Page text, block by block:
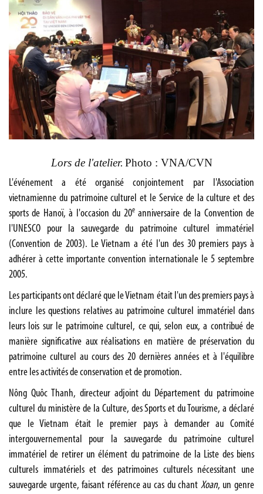
Lors de l'atelier. Photo : VNA/CVN
L'événement a été organisé conjointement par l'Association
vietnamienne du patrimoine culturel et le Service de la culture et des
sports de Hanoï, à l'occasion du 20eanniversaire de la Convention de
l'UNESCO pour la sauvegarde du patrimoine culturel immatériel
(Convention de 2003). Le Vietnam a été l'un des 30 premiers pays à
adhérer à cette importante convention internationale le 5 septembre
2005.
Les participants ont déclaré que le Vietnam était l'un des premiers pays à
inclure les questions relatives au patrimoine culturel immatériel dans
leurs lois sur le patrimoine culturel, ce qui, selon eux, a contribué de
manière significative aux réalisations en matière de préservation du
patrimoine culturel au cours des 20 dernières années et à l'équilibre
entre les activités de conservation et de promotion.
Nông Quôc Thanh, directeur adjoint du Département du patrimoine
culturel du ministère de la Culture, des Sports et du Tourisme, a déclaré
que le Vietnam était le premier pays à demander au Comité
intergouvernemental pour la sauvegarde du patrimoine culturel
immatériel de retirer un élément du patrimoine de la Liste des biens
culturels immatériels et des patrimoines culturels nécessitant une
sauvegarde urgente, faisant référence au cas du chant Xoan, un genre